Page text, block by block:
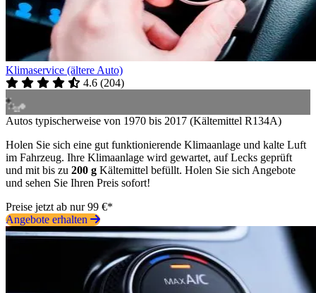
Klimaservice (ältere Auto)
4.6 (204)
Autos typischerweise von 1970 bis 2017 (Kältemittel R134A)
Holen Sie sich eine gut funktionierende Klimaanlage und kalte Luft
im Fahrzeug. Ihre Klimaanlage wird gewartet, auf Lecks geprüft
und mit bis zu 200 g Kältemittel befüllt. Holen Sie sich Angebote
und sehen Sie Ihren Preis sofort!
Preise jetzt ab nur 99 €*
Angebote erhalten